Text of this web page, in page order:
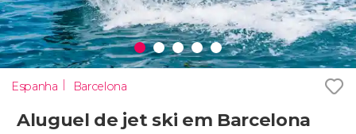
Espanha Barcelona
Aluguel de jet ski em Barcelona